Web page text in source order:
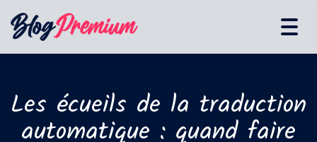
Les écueils de la traduction
automatique : quand faire